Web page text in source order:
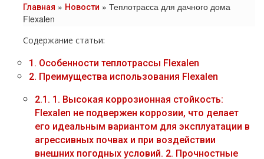
Главная » Новости » Теплотрасса для дачного дома
Flexalen
Содержание статьи:
1. Особенности теплотрассы Flexalen
2. Преимущества использования Flexalen
2.1. 1. Высокая коррозионная стойкость:
Flexalen не подвержен коррозии, что делает
его идеальным вариантом для эксплуатации в
агрессивных почвах и при воздействии
внешних погодных условий. 2. Прочностные